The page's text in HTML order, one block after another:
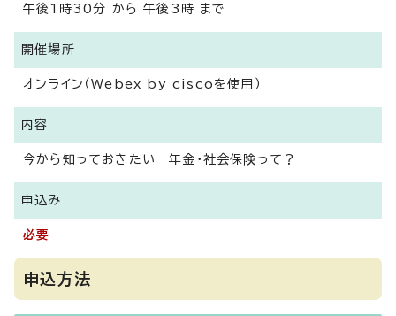
午後1時30分 から 午後3時 まで
開催場所
オンライン（Webex by ciscoを使用）
内容
今から知っておきたい 年金・社会保険って？
申込み
必要
申込方法